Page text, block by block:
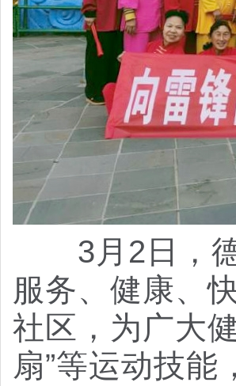
3月2日，
服务、健康、
社区，为广大
扇”等运动技